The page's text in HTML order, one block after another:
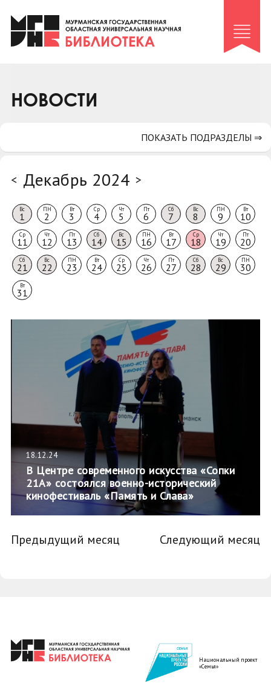
Клуб «Гиря и сельдерей»
Клуб «Семейный архив»
Коллегам
НОВОСТИ
< Декабрь 2024 >
Вс
1
ПН
2
Вт
3
Ср
4
Чт
5
Пт
6
Сб
7
Вс
8
ПН
9
Вт
10
Ср
11
Чт
12
Пт
13
Сб
14
Вс
15
ПН
16
Вт
17
Ср
18
Чт
19
Пт
20
Сб
21
Вс
22
ПН
23
Вт
24
Ср
25
Чт
26
Пт
27
Сб
28
Вс
29
ПН
30
Вт
31
18.12.24
В Центре современного искусства «Сопки
21А» состоялся военно-исторический
кинофестиваль «Память и Слава»
Предыдущий месяц Следующий месяц
ПОКАЗАТЬ ПОДРАЗДЕЛЫ ⇒
Национальный проект
«Семья»